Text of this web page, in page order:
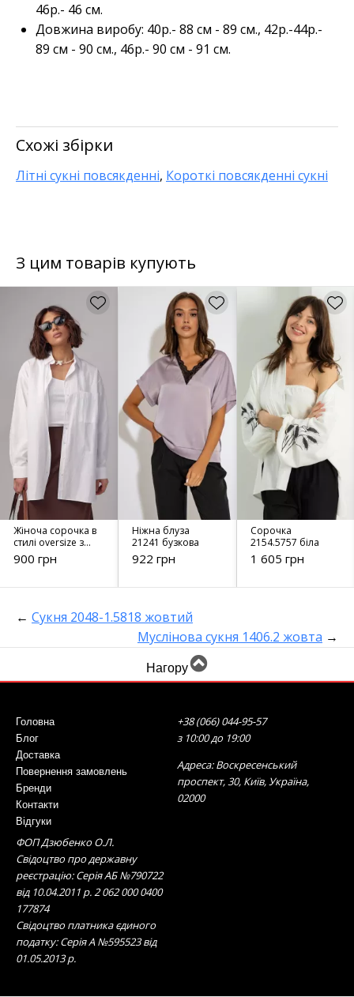
46р.- 46 см.
Довжина виробу: 40р.- 88 см - 89 см., 42р.-44р.-
89 см - 90 см., 46р.- 90 см - 91 см.
Схожі збірки
Літні сукні повсякденні, Короткі повсякденні сукні
З цим товарів купують
Жіноча сорочка в
стилі oversize з
розрізами - 6993
біла
900 грн
Ніжна блуза
21241 бузкова
922 грн
Сорочка
2154.5757 біла
1 605 грн
← Сукня 2048-1.5818 жовтий
Муслінова сукня 1406.2 жовта →
Нагору
Головна
Блог
Доставка
Повернення замовлень
Бренди
Контакти
Відгуки
+38 (066) 044-95-57
з 10:00 до 19:00
Адреса: Воскресенський
проспект, 30, Київ, Україна,
02000
ФОП Дзюбенко О.Л.
Свідоцтво про державну
реєстрацію: Серія АБ №790722
від 10.04.2011 р. 2 062 000 0400
177874
Свідоцтво платника єдиного
податку: Серія А №595523 від
01.05.2013 р.